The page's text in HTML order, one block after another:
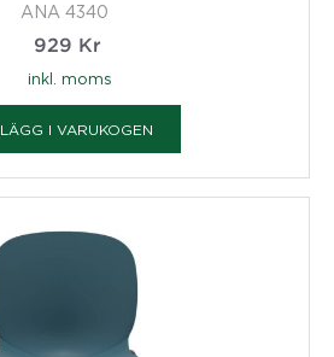
ANA 4340
929 Kr
inkl. moms
LÄGG I VARUKOGEN